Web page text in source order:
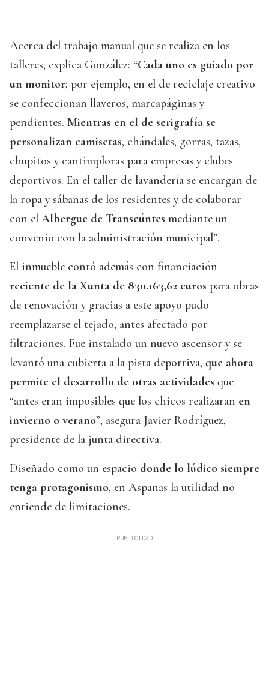
Acerca del trabajo manual que se realiza en los
talleres, explica González: “Cada uno es guiado por
un monitor; por ejemplo, en el de reciclaje creativo
se confeccionan llaveros, marcapáginas y
pendientes. Mientras en el de serigrafía se
personalizan camisetas, chándales, gorras, tazas,
chupitos y cantimploras para empresas y clubes
deportivos. En el taller de lavandería se encargan de
la ropa y sábanas de los residentes y de colaborar
con el Albergue de Transeúntes mediante un
convenio con la administración municipal”.
El inmueble contó además con financiación
reciente de la Xunta de 830.163,62 euros para obras
de renovación y gracias a este apoyo pudo
reemplazarse el tejado, antes afectado por
filtraciones. Fue instalado un nuevo ascensor y se
levantó una cubierta a la pista deportiva, que ahora
permite el desarrollo de otras actividades que
“antes eran imposibles que los chicos realizaran en
invierno o verano”, asegura Javier Rodríguez,
presidente de la junta directiva.
Diseñado como un espacio donde lo lúdico siempre
tenga protagonismo, en Aspanas la utilidad no
entiende de limitaciones.